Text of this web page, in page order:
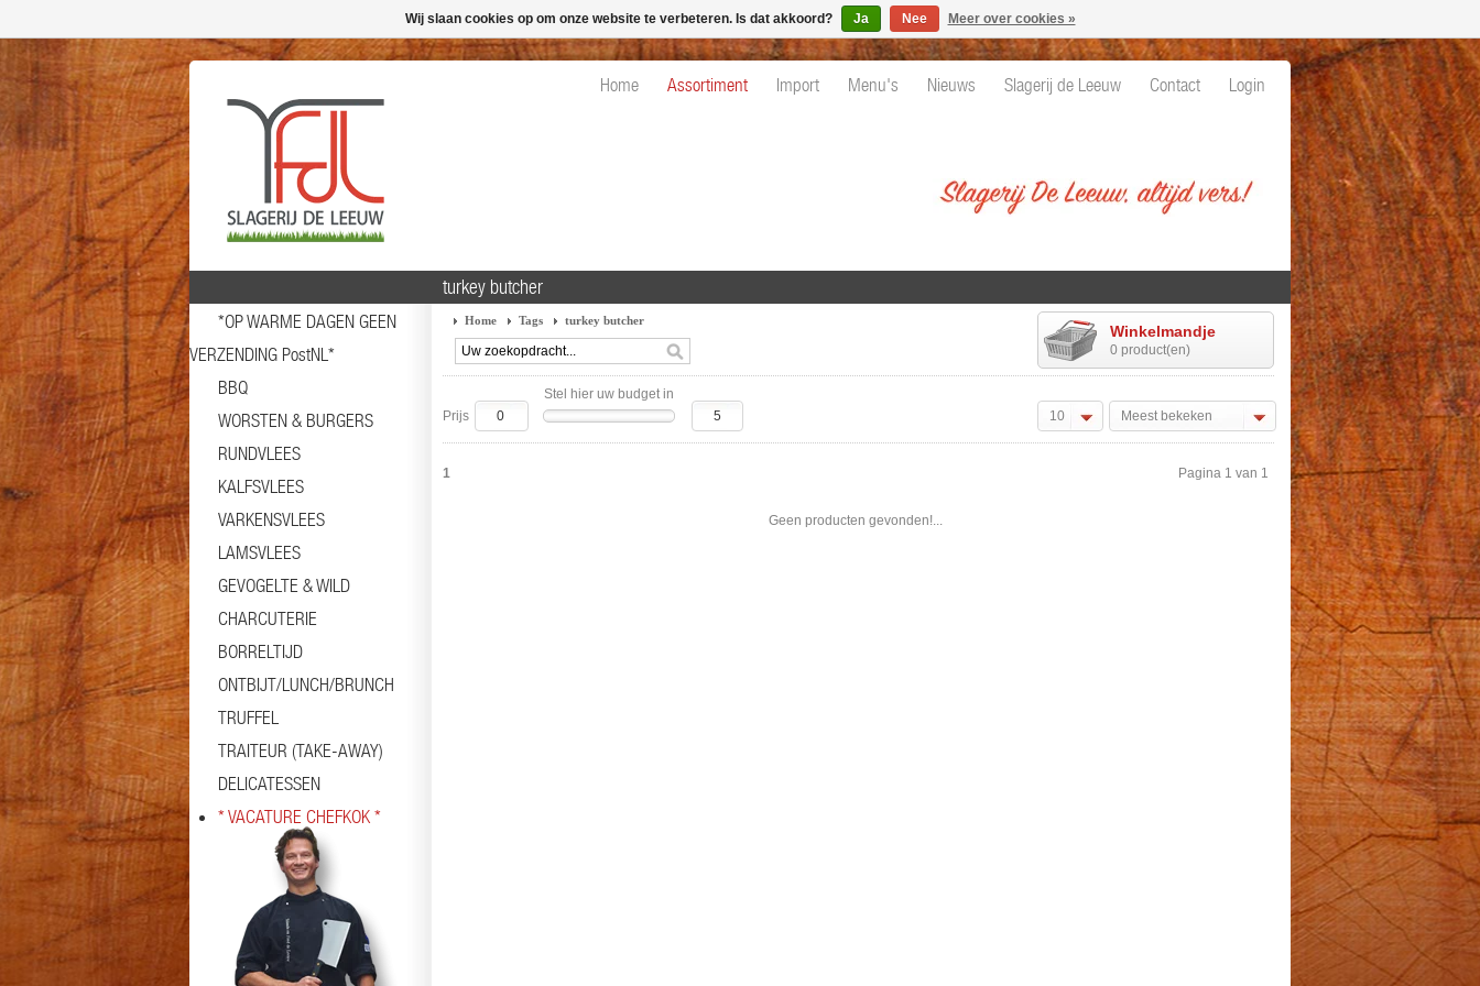
Home Assortiment Import Menu's Nieuws Slagerij de Leeuw Contact Login
*OP WARME DAGEN GEEN
VERZENDING PostNL*
BBQ
WORSTEN & BURGERS
RUNDVLEES
KALFSVLEES
VARKENSVLEES
LAMSVLEES
GEVOGELTE & WILD
CHARCUTERIE
BORRELTIJD
ONTBIJT/LUNCH/BRUNCH
TRUFFEL
TRAITEUR (TAKE-AWAY)
DELICATESSEN
* VACATURE CHEFKOK *
turkey butcher
Home Tags turkey butcher
Winkelmandje
0 product(en)
Stel hier uw budget in
Prijs
10 Meest bekeken
Geen producten gevonden!...
1 Pagina 1 van 1
Wij slaan cookies op om onze website te verbeteren. Is dat akkoord? Ja Nee Meer over cookies »